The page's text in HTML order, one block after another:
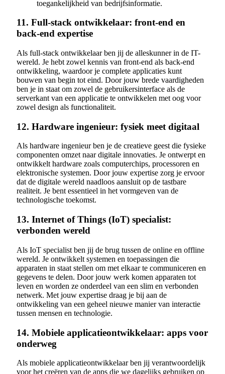
toegankelijkheid van bedrijfsinformatie.
11. Full-stack ontwikkelaar: front-end en
back-end expertise
Als full-stack ontwikkelaar ben jij de alleskunner in de IT-
wereld. Je hebt zowel kennis van front-end als back-end
ontwikkeling, waardoor je complete applicaties kunt
bouwen van begin tot eind. Door jouw brede vaardigheden
ben je in staat om zowel de gebruikersinterface als de
serverkant van een applicatie te ontwikkelen met oog voor
zowel design als functionaliteit.
12. Hardware ingenieur: fysiek meet digitaal
Als hardware ingenieur ben je de creatieve geest die fysieke
componenten omzet naar digitale innovaties. Je ontwerpt en
ontwikkelt hardware zoals computerchips, processoren en
elektronische systemen. Door jouw expertise zorg je ervoor
dat de digitale wereld naadloos aansluit op de tastbare
realiteit. Je bent essentieel in het vormgeven van de
technologische toekomst.
13. Internet of Things (IoT) specialist:
verbonden wereld
Als IoT specialist ben jij de brug tussen de online en offline
wereld. Je ontwikkelt systemen en toepassingen die
apparaten in staat stellen om met elkaar te communiceren en
gegevens te delen. Door jouw werk komen apparaten tot
leven en worden ze onderdeel van een slim en verbonden
netwerk. Met jouw expertise draag je bij aan de
ontwikkeling van een geheel nieuwe manier van interactie
tussen mensen en technologie.
14. Mobiele applicatieontwikkelaar: apps voor
onderweg
Als mobiele applicatieontwikkelaar ben jij verantwoordelijk
voor het creëren van de apps die we dagelijks gebruiken op